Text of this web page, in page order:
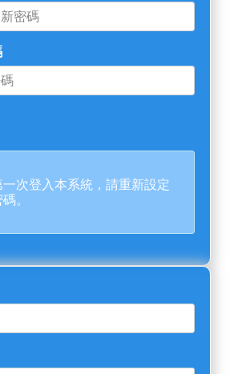
次登入本系統，請重新設定
。